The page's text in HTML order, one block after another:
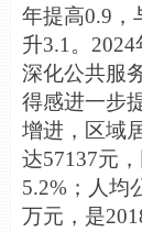
年提高0.9，
升3.1。
深化公共服
得感进一步
增进，区域
达57137元
5.2%；人均
万元，是